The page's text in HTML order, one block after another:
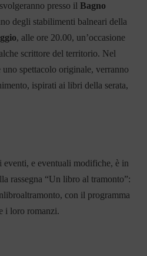
presso il Bagno
degli stabilimenti balneari della
, alle ore 20.00, un’occasione
scrittore del territorio. Nel
spettacolo originale, verranno
ispirati ai libri della serata,
eventi, e eventuali modifiche, è in
rassegna “Un libro al tramonto”:
, con il programma
i loro romanzi.